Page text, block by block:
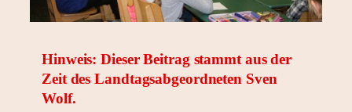
Hinweis: Dieser Beitrag stammt aus der
Zeit des Landtagsabgeordneten Sven
Wolf.